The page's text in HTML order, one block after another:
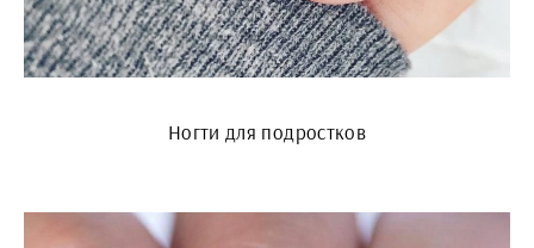
Ногти для подростков